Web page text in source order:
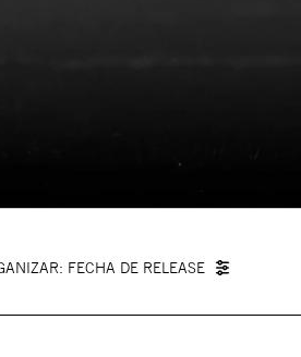
FECHA DE RELEASE